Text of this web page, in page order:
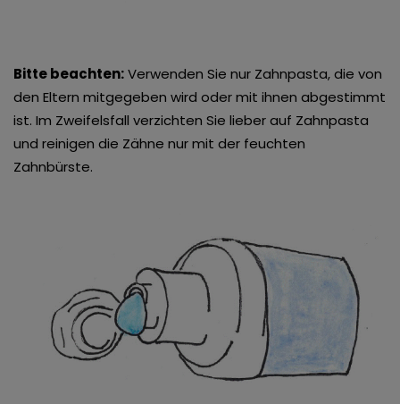
Bitte beachten:Verwenden Sie nur Zahnpasta, die von
den Eltern mitgegeben wird oder mit ihnen abgestimmt
ist. Im Zweifelsfall verzichten Sie lieber auf Zahnpasta
und reinigen die Zähne nur mit der feuchten
Zahnbürste.